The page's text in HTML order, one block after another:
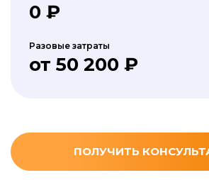
0 ₽
Разовые затраты
от 50 200 ₽
ПОЛУЧИТЬ